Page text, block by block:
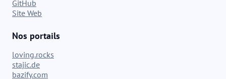
GitHub
Site Web
Nos portails
loving.rocks
stajic.de
bazify.com